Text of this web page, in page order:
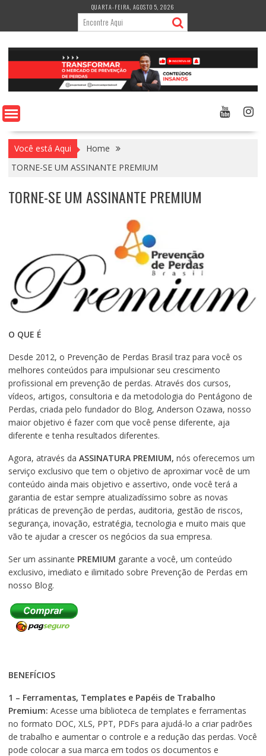
content
QUARTA-FEIRA, AGOSTO 5, 2026
Você está Aqui
Home
TORNE-SE UM ASSINANTE PREMIUM
TORNE-SE UM ASSINANTE PREMIUM
O QUE É
Desde 2012, o Prevenção de Perdas Brasil traz para você os
melhores conteúdos para impulsionar seu crescimento
profissional em prevenção de perdas. Através dos cursos,
vídeos, artigos, consultoria e da metodologia do Pentágono de
Perdas, criada pelo fundador do Blog, Anderson Ozawa, nosso
maior objetivo é fazer com que você pense diferente, aja
diferente e tenha resultados diferentes.
Agora, através da ASSINATURA PREMIUM, nós oferecemos um
serviço exclusivo que tem o objetivo de aproximar você de um
conteúdo ainda mais objetivo e assertivo, onde você terá a
garantia de estar sempre atualizadíssimo sobre as novas
práticas de prevenção de perdas, auditoria, gestão de riscos,
segurança, inovação, estratégia, tecnologia e muito mais que
vão te ajudar a crescer os negócios da sua empresa.
Ser um assinante PREMIUM garante a você, um conteúdo
exclusivo, imediato e ilimitado sobre Prevenção de Perdas em
nosso Blog.
BENEFÍCIOS
1 – Ferramentas, Templates e Papéis de Trabalho
Premium: Acesse uma biblioteca de templates e ferramentas
no formato DOC, XLS, PPT, PDFs para ajudá-lo a criar padrões
de trabalho e aumentar o controle e a redução das perdas. Você
pode colocar a sua marca em todos os documentos e